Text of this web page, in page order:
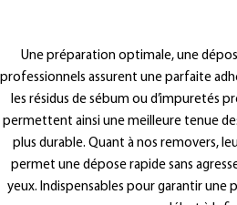
Une préparation optimale, une
professionnels assurent une parfaite
les résidus de sébum ou d’impuretés
permettent ainsi une meilleure tenue
plus durable. Quant à nos removers,
permet une dépose rapide sans
yeux. Indispensables pour garantir